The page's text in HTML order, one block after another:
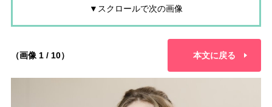
▼スクロールで次の画像
（画像 1 / 10） 本文に戻る